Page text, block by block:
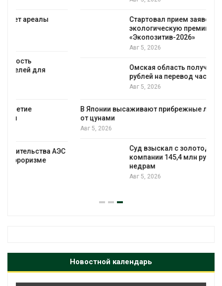
Стартовал прием заявок на
экологическую премию
«Экопозитив-2026»
Омская область получит ещё 598 млн
рублей на перевод частных домов на газ
В Японии высаживают прибрежные леса для защиты
от цунами
Суд взыскал с золотодобывающей
компании 145,4 млн рублей за ущерб
Новостной календарь